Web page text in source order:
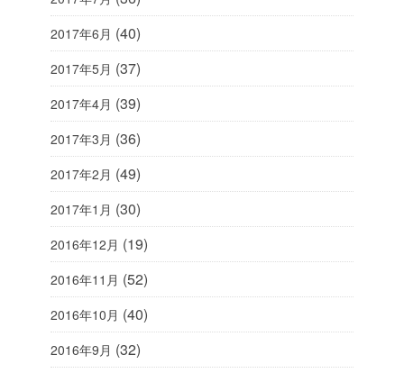
2017年6月 (40)
2017年5月 (37)
2017年4月 (39)
2017年3月 (36)
2017年2月 (49)
2017年1月 (30)
2016年12月 (19)
2016年11月 (52)
2016年10月 (40)
2016年9月 (32)